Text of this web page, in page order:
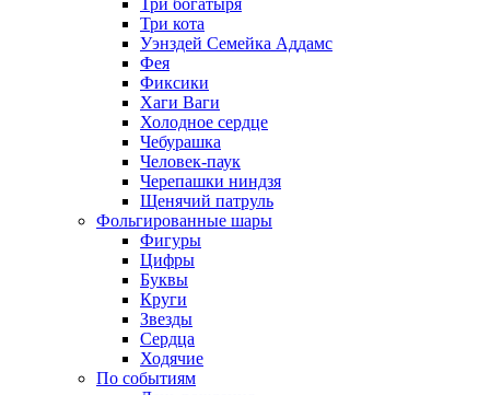
Три богатыря
Три кота
Уэнздей Семейка Аддамс
Фея
Фиксики
Хаги Ваги
Холодное сердце
Чебурашка
Человек-паук
Черепашки ниндзя
Щенячий патруль
Фольгированные шары
Фигуры
Цифры
Буквы
Круги
Звезды
Сердца
Ходячие
По событиям